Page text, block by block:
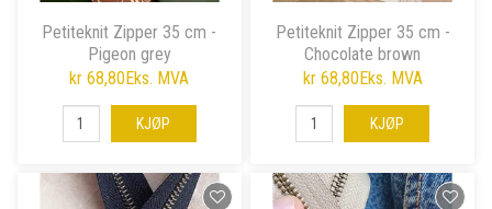
Petiteknit Zipper 35 cm -
Pigeon grey
kr 68,80Eks. MVA
KJØP
Petiteknit Zipper 35 cm -
Chocolate brown
kr 68,80Eks. MVA
KJØP